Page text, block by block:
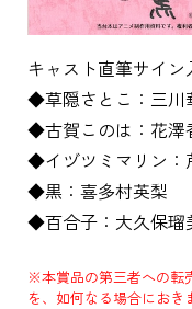
キャスト直筆サイン
◆草隠さとこ：三川
◆古賀このは：花澤
◆イヅツミマリン：
◆黒：喜多村英梨
◆百合子：大久保瑠
※本賞品の第三者への転
を、如何なる場合におき